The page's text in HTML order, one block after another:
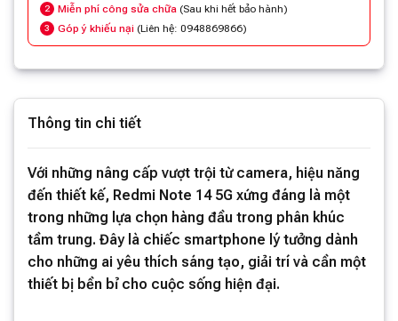
2 Miễn phí công sửa chữa (Sau khi hết bảo hành)
3 Góp ý khiếu nại (Liên hệ: 0948869866)
Thông tin chi tiết
Với những nâng cấp vượt trội từ camera, hiệu năng
đến thiết kế, Redmi Note 14 5G xứng đáng là một
trong những lựa chọn hàng đầu trong phân khúc
tầm trung. Đây là chiếc smartphone lý tưởng dành
cho những ai yêu thích sáng tạo, giải trí và cần một
thiết bị bền bỉ cho cuộc sống hiện đại.